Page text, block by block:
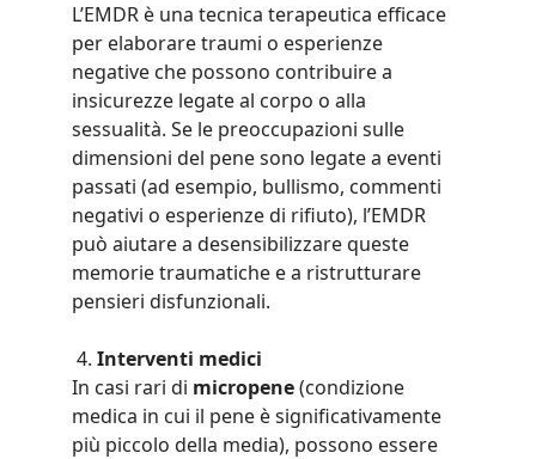
L’EMDR è una tecnica terapeutica efficace
per elaborare traumi o esperienze
negative che possono contribuire a
insicurezze legate al corpo o alla
sessualità. Se le preoccupazioni sulle
dimensioni del pene sono legate a eventi
passati (ad esempio, bullismo, commenti
negativi o esperienze di rifiuto), l’EMDR
può aiutare a desensibilizzare queste
memorie traumatiche e a ristrutturare
pensieri disfunzionali.
4. Interventi medici
In casi rari di micropene (condizione
medica in cui il pene è significativamente
più piccolo della media), possono essere